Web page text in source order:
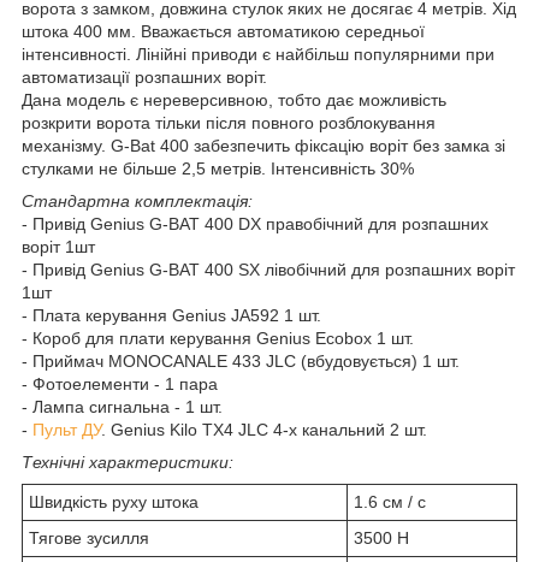
ворота з замком, довжина стулок яких не досягає 4 метрів. Хід
штока 400 мм. Вважається автоматикою середньої
інтенсивності. Лінійні приводи є найбільш популярними при
автоматизації розпашних воріт.
Дана модель є нереверсивною, тобто дає можливість
розкрити ворота тільки після повного розблокування
механізму. G-Bat 400 забезпечить фіксацію воріт без замка зі
стулками не більше 2,5 метрів. Інтенсивність 30%
Стандартна комплектація:
- Привід Genius G-BAT 400 DX правобічний для розпашних
воріт 1шт
- Привід Genius G-BAT 400 SX лівобічний для розпашних воріт
1шт
- Плата керування Genius JA592 1 шт.
- Короб для плати керування Genius Ecobox 1 шт.
- Приймач MONOCANALE 433 JLC (вбудовується) 1 шт.
- Фотоелементи - 1 пара
- Лампа сигнальна - 1 шт.
- Пульт ДУ. Genius Kilo TX4 JLC 4-х канальний 2 шт.
Технічні характеристики:
Швидкість руху штока
1.6 см / с
Тягове зусилля
3500 Н